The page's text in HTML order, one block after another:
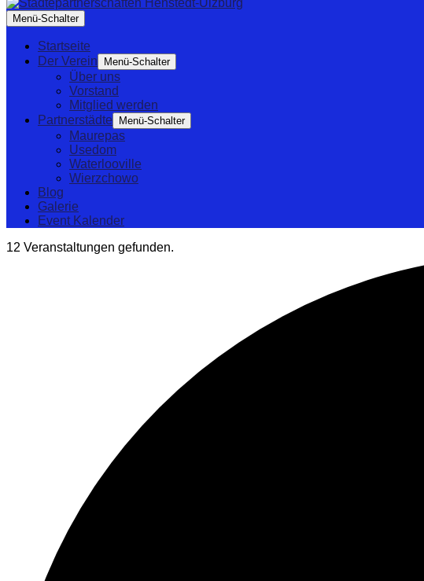
Menü-Schalter
Startseite
Der Verein
Menü-Schalter
Über uns
Vorstand
Mitglied werden
Partnerstädte
Menü-Schalter
Maurepas
Usedom
Waterlooville
Wierzchowo
Blog
Galerie
Event Kalender
12 Veranstaltungen gefunden.